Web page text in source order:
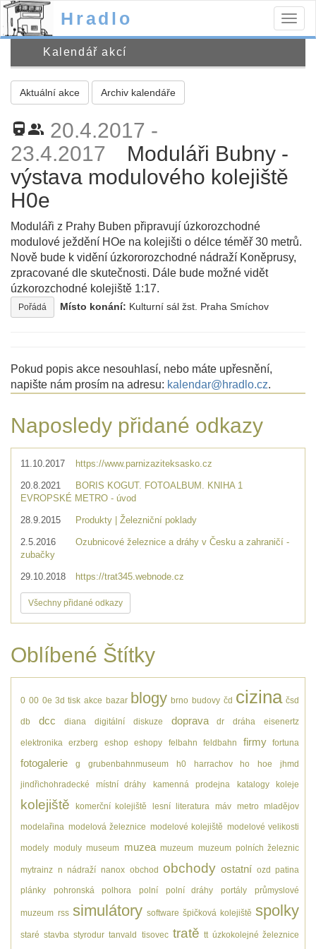
Hradlo
Kalendář akcí
Aktuální akce Archiv kalendáře
directions_railway people_alt 20.4.2017 -
23.4.2017
Moduláři Bubny -
výstava modulového kolejiště
H0e
Moduláři z Prahy Buben připravují úzkorozchodné
modulové ježdění HOe na kolejišti o délce téměř 30 metrů.
Nově bude k vidění úzkororozchodné nádraží Koněprusy,
zpracované dle skutečnosti. Dále bude možné vidět
úzkorozchodné kolejiště 1:17.
Pořádá Místo konání: Kulturní sál žst. Praha Smíchov
Pokud popis akce nesouhlasí, nebo máte upřesnění,
napište nám prosím na adresu: kalendar@hradlo.cz.
Naposledy přidané odkazy
11.10.2017 https://www.parnizaziteksasko.cz
20.8.2021
BORIS KOGUT. FOTOALBUM. KNIHA 1
EVROPSKÉ METRO - úvod
28.9.2015 Produkty | Železniční poklady
2.5.2016
Ozubnicové železnice a dráhy v Česku a zahraničí -
zubačky
29.10.2018 https://trat345.webnode.cz
Všechny přidané odkazy
Oblíbené Štítky
0 00 0e 3d tisk akce bazar blogy brno budovy čd cizina čsd
db dcc diana digitální diskuze doprava dr dráha eisenertz
elektronika erzberg eshop eshopy felbahn feldbahn firmy fortuna
fotogalerie g grubenbahnmuseum h0 harrachov ho hoe jhmd
jindřichohradecké místní dráhy kamenná prodejna katalogy koleje
kolejiště komerční kolejiště lesní literatura máv metro mladějov
modelařina modelová železnice modelové kolejiště modelové velikosti
modely moduly museum muzea muzeum muzeum polních železnic
mytrainz n nádraží nanox obchod obchody ostatní ozd patina
plánky pohronská polhora polní polní dráhy portály průmyslové
muzeum rss simulátory software špičková kolejiště spolky
staré stavba styrodur tanvald tisovec tratě tt úzkokolejné železnice